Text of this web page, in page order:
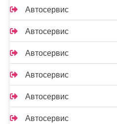
Автосервис
Автосервис
Автосервис
Автосервис
Автосервис
Автосервис